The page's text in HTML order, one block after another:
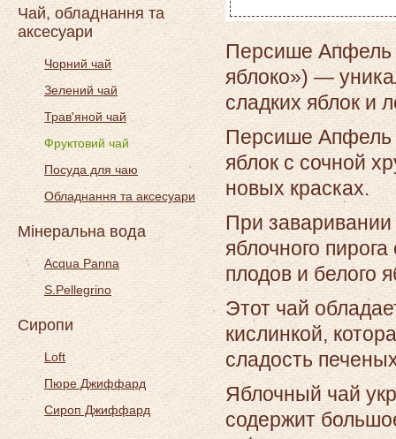
Чай, обладнання та
аксесуари
Чорний чай
Зелений чай
Трав'яной чай
Фруктовий чай
Посуда для чаю
Обладнання та аксесуари
Мінеральна вода
Acqua Panna
S.Pellegrino
Сиропи
Loft
Пюре Джиффард
Сироп Джиффард
Персише Апфель
яблоко») —
сладких яблок и
Персише Апфель
яблок с сочной
новых красках.
При
яблочного
плодов и белого
Этот чай
кислинкой,
сладость
Яблочный чай
содержит